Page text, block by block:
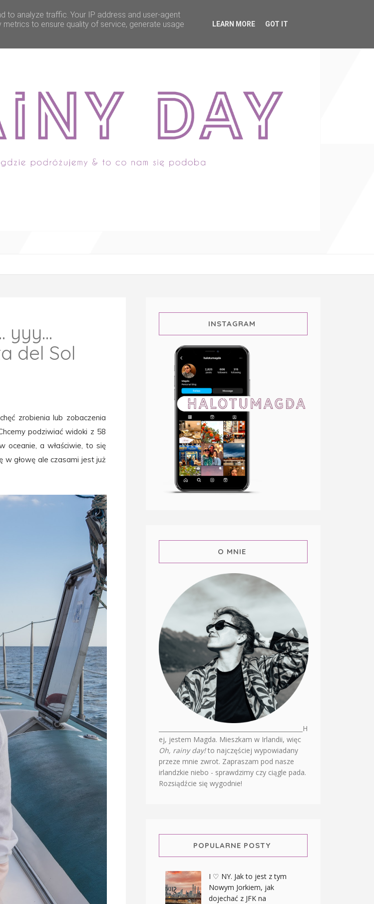
yyy...
del Sol
zrobienia lub zobaczenia
podziwiać widoki z 58
oceanie, a właściwie, to się
w głowę ale czasami jest już
INSTAGRAM
O MNIE
________________________________________________H
ej, jestem Magda. Mieszkam w Irlandii, więc
Oh, rainy day!to najczęściej wypowiadany
przeze mnie zwrot. Zapraszam pod nasze
irlandzkie niebo - sprawdzimy czy ciągle pada.
Rozsiądźcie się wygodnie!
POPULARNE POSTY
I ♡ NY. Jak to jest z tym
Nowym Jorkiem, jak
dojechać z JFK na
to analyze traffic. Your IP address and user-agent
to ensure quality of service, generate usage
LEARN MORE GOT IT